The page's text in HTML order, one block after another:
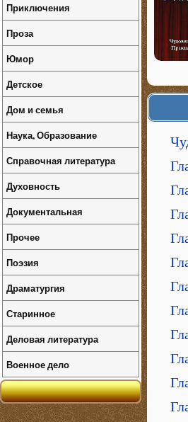
Приключения
Проза
Юмор
Детское
Дом и семья
Наука, Образование
Справочная литература
Духовность
Документальная
Прочее
Поэзия
Драматургия
Старинное
Деловая литература
Военное дело